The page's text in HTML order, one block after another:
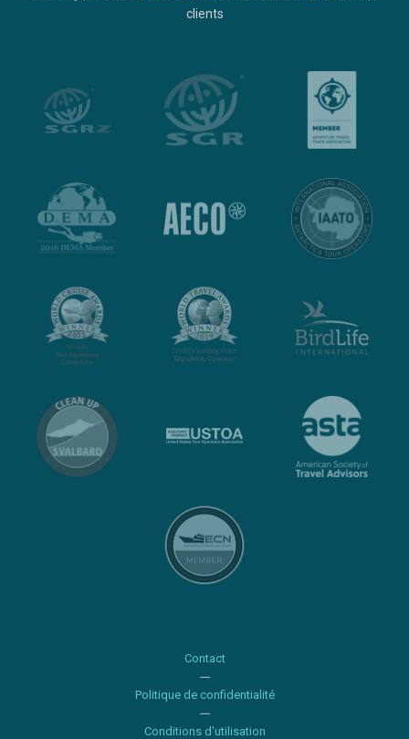
clients
Contact
Politique de confidentialité
Conditions d'utilisation